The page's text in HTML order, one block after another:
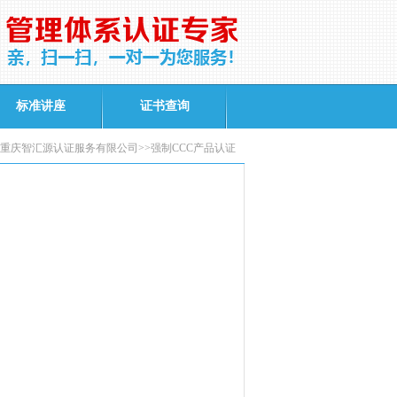
标准讲座 证书查询
庆智汇源认证服务有限公司>>强制CCC产品认证